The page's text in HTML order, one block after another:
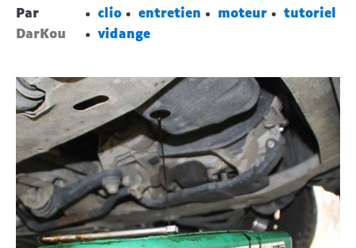
Par
DarKou
clio entretien moteur
tutoriel
vidange